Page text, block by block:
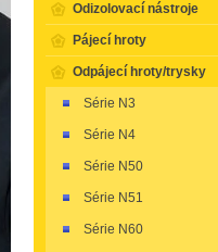
Odizolovací nástroje
Pájecí hroty
Odpájecí hroty/trysky
Série N3
Série N4
Série N50
Série N51
Série N60